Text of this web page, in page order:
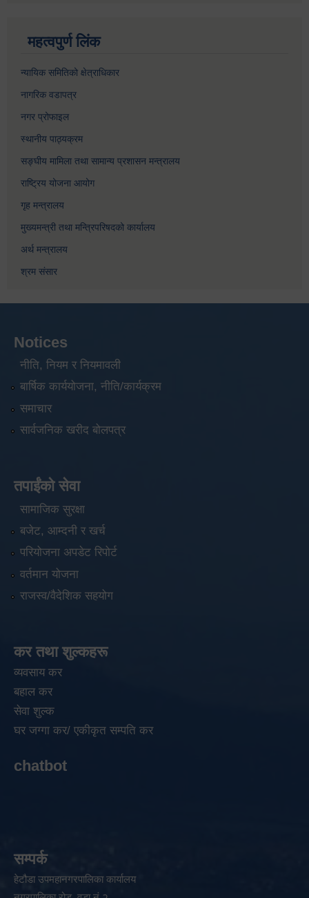
महत्वपुर्ण लिंक
न्यायिक समितिको क्षेत्राधिकार
नागरिक वडापत्र
नगर प्रोफाइल
स्थानीय पाठ्यक्रम
सङ्घीय मामिला तथा सामान्य प्रशासन मन्त्रालय
राष्ट्रिय योजना आयोग
गृह मन्त्रालय
मुख्यमन्त्री तथा मन्त्रिपरिषदको कार्यालय
अर्थ मन्त्रालय
श्रम संसार
Notices
नीति, नियम र नियमावली
बार्षिक कार्ययोजना, नीति/कार्यक्रम
समाचार
सार्वजनिक खरीद बोलपत्र
तपाईंको सेवा
सामाजिक सुरक्षा
बजेट, आम्दनी र खर्च
परियोजना अपडेट रिपोर्ट
वर्तमान योजना
राजस्व/वैदेशिक सहयोग
कर तथा शुल्कहरू
व्यवसाय कर
बहाल कर
सेवा शुल्क
घर जग्गा कर/ एकीकृत सम्पति कर
chatbot
सम्पर्क
हेटौडा उपमहानगरपालिका कार्यालय